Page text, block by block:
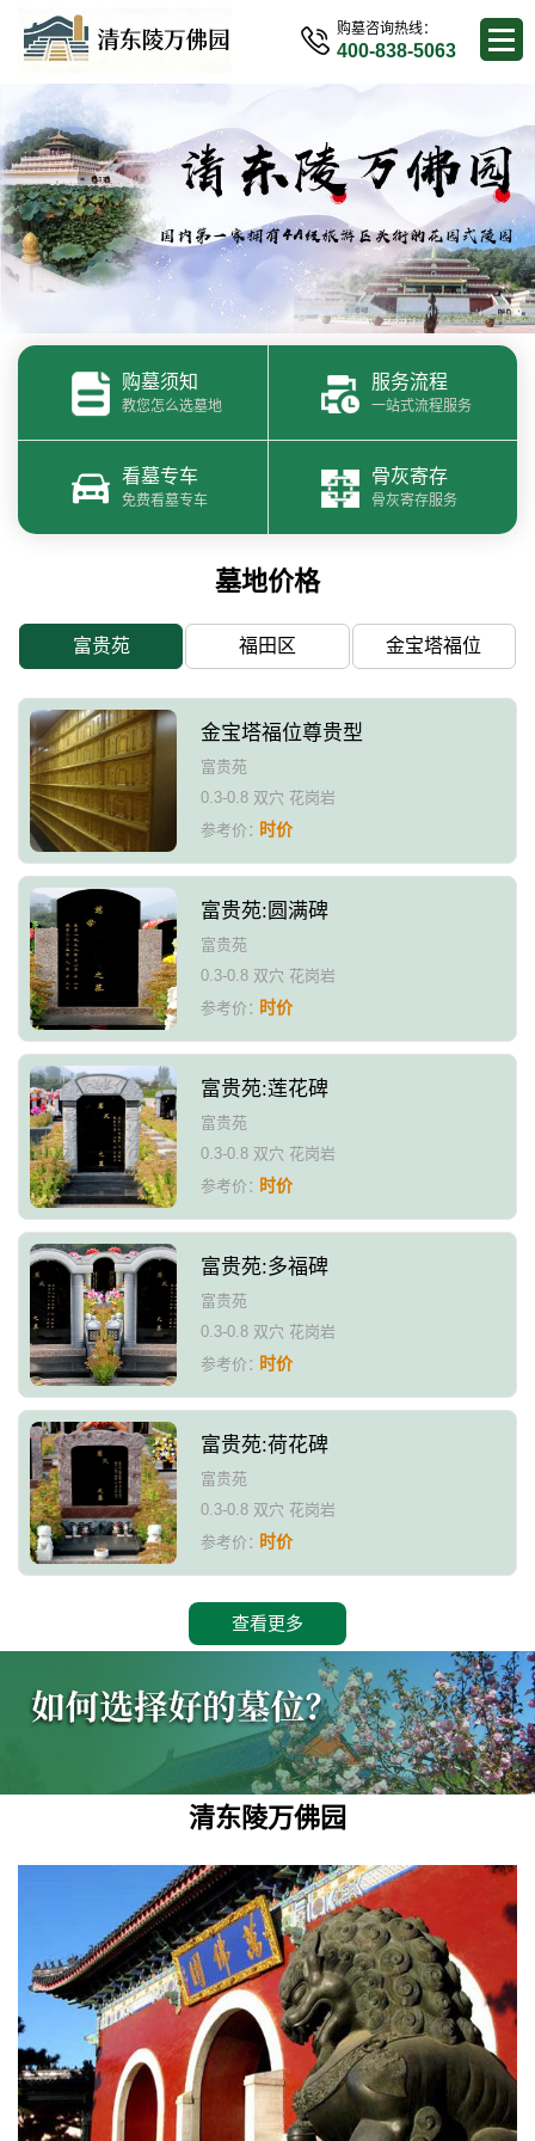
购墓咨询热线：
400-838-5063
购墓须知
教您怎么选墓地
服务流程
一站式流程服务
看墓专车
免费看墓专车
骨灰寄存
骨灰寄存服务
墓地价格
富贵苑 福田区 金宝塔福位
金宝塔福位尊贵型
富贵苑
0.3-0.8 双穴 花岗岩
参考价：时价
富贵苑:圆满碑
富贵苑
0.3-0.8 双穴 花岗岩
参考价：时价
富贵苑:莲花碑
富贵苑
0.3-0.8 双穴 花岗岩
参考价：时价
富贵苑:多福碑
富贵苑
0.3-0.8 双穴 花岗岩
参考价：时价
富贵苑:荷花碑
富贵苑
0.3-0.8 双穴 花岗岩
参考价：时价
查看更多
清东陵万佛园